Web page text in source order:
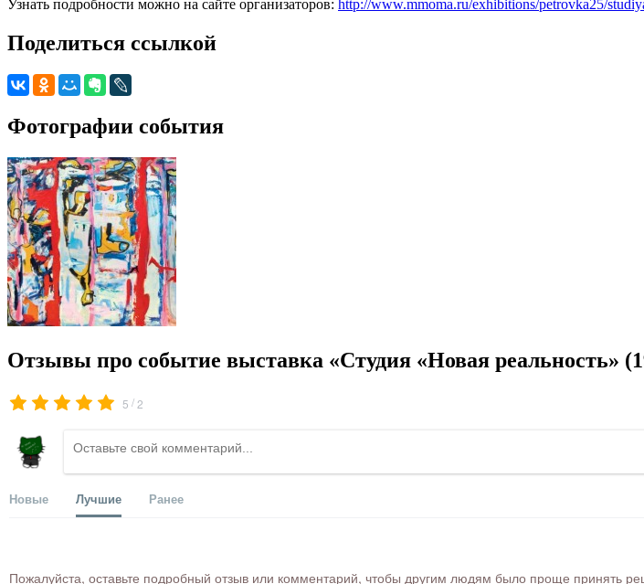
Узнать подробности можно на сайте организаторов: http://www.mmoma.ru/exhibitions/petrovka25/
Поделиться ссылкой
Фотографии события
Отзывы про событие выставка «Студия «Новая реальность»
5 /2
Новые Лучшие Ранее
Пожалуйста, оставьте подробный отзыв или комментарий, чтобы другим людям было проще принять